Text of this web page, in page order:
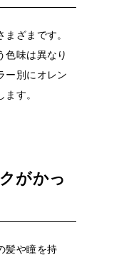
ざまです。
色味は異なり
ー別にオレン
す。
がかっ
髪や瞳を持